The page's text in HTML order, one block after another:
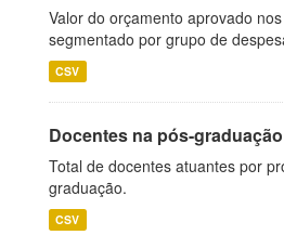
Valor do orçamento aprovado
segmentado por grupo de
CSV
Docentes na pós-graduação
Total de docentes atuantes por
graduação.
CSV